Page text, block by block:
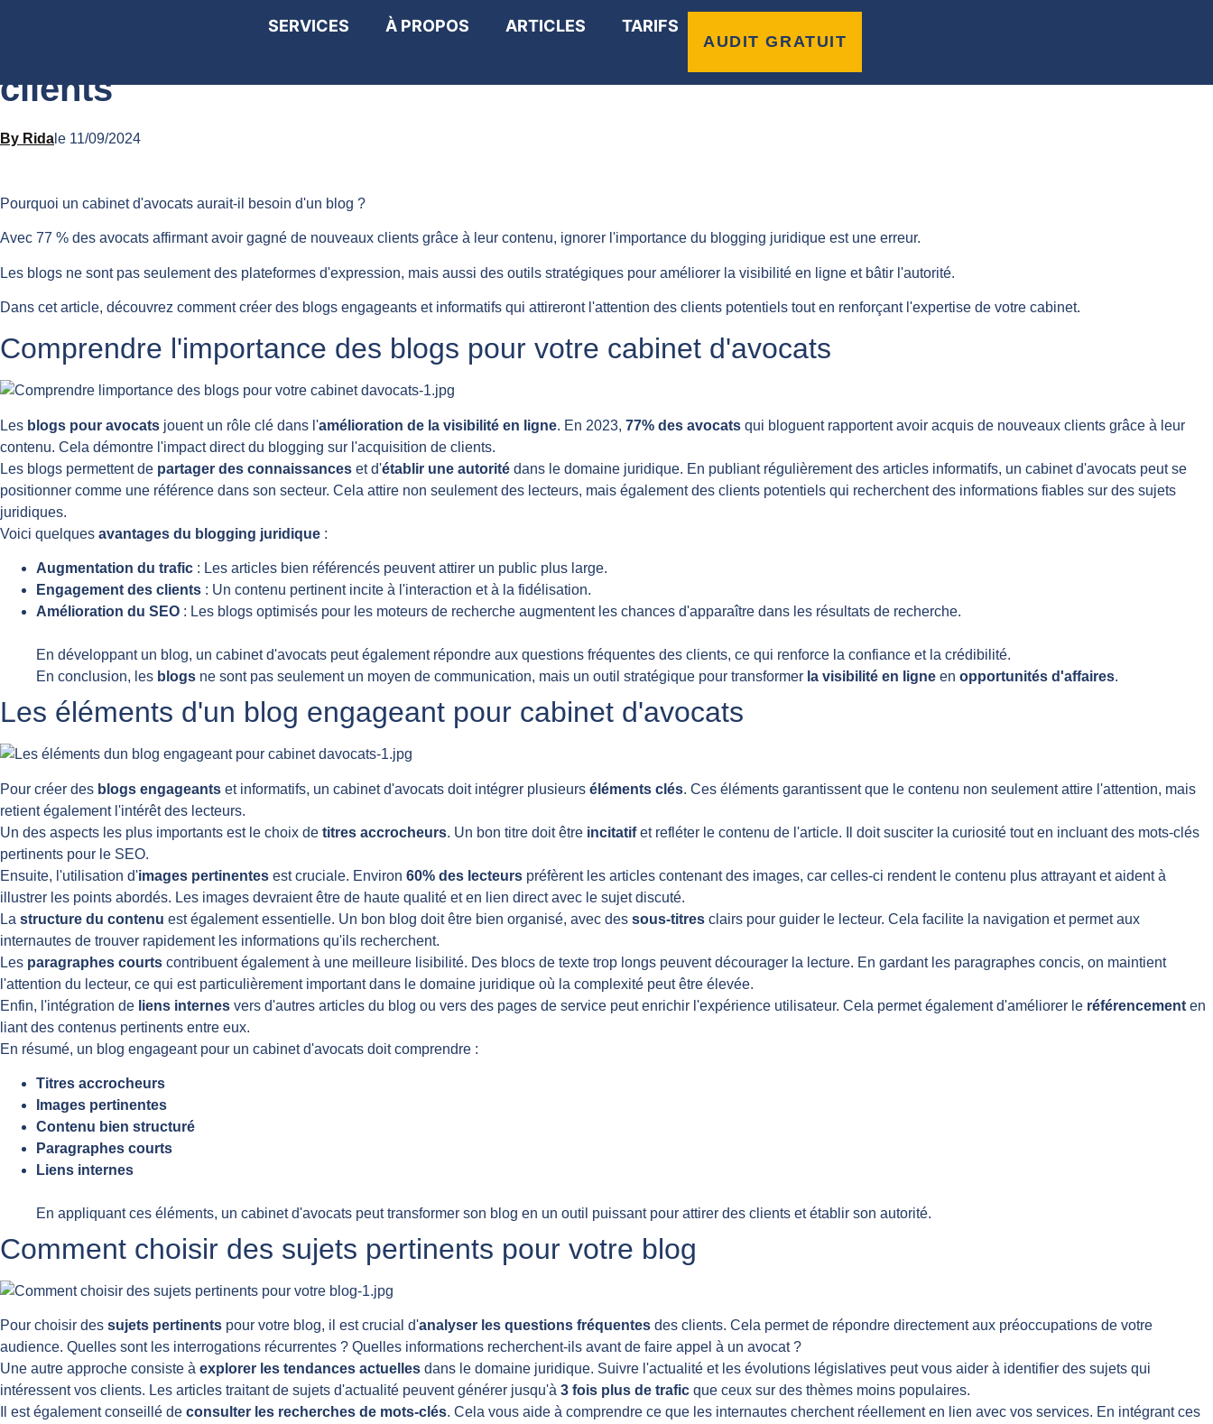
SERVICES À PROPOS ARTICLES TARIFS
AUDIT GRATUIT
Créer des blogs engageants et informatifs pour avocats attirent des
clients
Rida le 11/09/2024
Pourquoi un cabinet d'avocats aurait-il besoin d'un blog ?
Avec 77 % des avocats affirmant avoir gagné de nouveaux clients grâce à leur contenu, ignorer l'importance du blogging juridique est une erreur.
Les blogs ne sont pas seulement des plateformes d'expression, mais aussi des outils stratégiques pour améliorer la visibilité en ligne et bâtir l'autorité.
Dans cet article, découvrez comment créer des blogs engageants et informatifs qui attireront l'attention des clients potentiels tout en renforçant l'expertise de votre cabinet.
Comprendre l'importance des blogs pour votre cabinet d'avocats
Les blogs pour avocats jouent un rôle clé dans l'amélioration de la visibilité en ligne. En 2023, 77% des avocats qui bloguent rapportent avoir acquis de nouveaux clients grâce à leur
contenu. Cela démontre l'impact direct du blogging sur l'acquisition de clients.
Les blogs permettent de partager des connaissances et d'établir une autorité dans le domaine juridique. En publiant régulièrement des articles informatifs, un cabinet d'avocats peut se
positionner comme une référence dans son secteur. Cela attire non seulement des lecteurs, mais également des clients potentiels qui recherchent des informations fiables sur des sujets
juridiques.
Voici quelques avantages du blogging juridique :
Augmentation du trafic : Les articles bien référencés peuvent attirer un public plus large.
Engagement des clients : Un contenu pertinent incite à l'interaction et à la fidélisation.
Amélioration du SEO : Les blogs optimisés pour les moteurs de recherche augmentent les chances d'apparaître dans les résultats de recherche.
En développant un blog, un cabinet d'avocats peut également répondre aux questions fréquentes des clients, ce qui renforce la confiance et la crédibilité.
En conclusion, les blogs ne sont pas seulement un moyen de communication, mais un outil stratégique pour transformer la visibilité en ligne en opportunités d'affaires.
Les éléments d'un blog engageant pour cabinet d'avocats
Pour créer des blogs engageants et informatifs, un cabinet d'avocats doit intégrer plusieurs éléments clés. Ces éléments garantissent que le contenu non seulement attire l'attention, mais
retient également l'intérêt des lecteurs.
Un des aspects les plus importants est le choix de titres accrocheurs. Un bon titre doit être incitatifet refléter le contenu de l'article. Il doit susciter la curiosité tout en incluant des mots-clés
pertinents pour le SEO.
Ensuite, l'utilisation d'images pertinentes est cruciale. Environ 60% des lecteurs préfèrent les articles contenant des images, car celles-ci rendent le contenu plus attrayant et aident à
illustrer les points abordés. Les images devraient être de haute qualité et en lien direct avec le sujet discuté.
La structure du contenu est également essentielle. Un bon blog doit être bien organisé, avec des sous-titres clairs pour guider le lecteur. Cela facilite la navigation et permet aux
internautes de trouver rapidement les informations qu'ils recherchent.
Les paragraphes courts contribuent également à une meilleure lisibilité. Des blocs de texte trop longs peuvent décourager la lecture. En gardant les paragraphes concis, on maintient
l'attention du lecteur, ce qui est particulièrement important dans le domaine juridique où la complexité peut être élevée.
Enfin, l'intégration de liens internes vers d'autres articles du blog ou vers des pages de service peut enrichir l'expérience utilisateur. Cela permet également d'améliorer le référencement en
liant des contenus pertinents entre eux.
En résumé, un blog engageant pour un cabinet d'avocats doit comprendre :
Titres accrocheurs
Images pertinentes
Contenu bien structuré
Paragraphes courts
Liens internes
En appliquant ces éléments, un cabinet d'avocats peut transformer son blog en un outil puissant pour attirer des clients et établir son autorité.
Comment choisir des sujets pertinents pour votre blog
Pour choisir des sujets pertinents pour votre blog, il est crucial d'analyser les questions fréquentes des clients. Cela permet de répondre directement aux préoccupations de votre
audience. Quelles sont les interrogations récurrentes ? Quelles informations recherchent-ils avant de faire appel à un avocat ?
Une autre approche consiste à explorer les tendances actuelles dans le domaine juridique. Suivre l'actualité et les évolutions législatives peut vous aider à identifier des sujets qui
intéressent vos clients. Les articles traitant de sujets d'actualité peuvent générer jusqu'à 3 fois plus de trafic que ceux sur des thèmes moins populaires.
Il est également conseillé de consulter les recherches de mots-clés. Cela vous aide à comprendre ce que les internautes cherchent réellement en lien avec vos services. En intégrant ces